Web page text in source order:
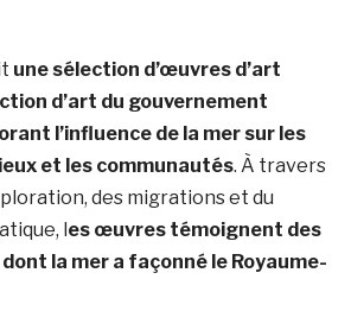
une sélection d’œuvres d’art
d’art du gouvernement
l’influence de la mer sur les
et les communautés. À travers
des migrations et du
les œuvres témoignent des
la mer a façonné le Royaume-